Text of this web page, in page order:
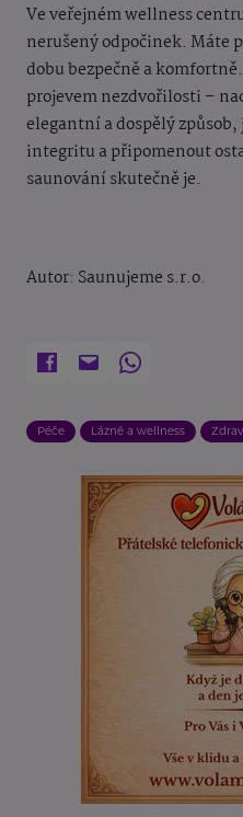
Ve veřejném wellness
nerušený odpočinek. Máte
dobu bezpečně a
projevem nezdvořilosti –
elegantní a dospělý
integritu a připomenout
saunování skutečně je.
Autor: Saunujeme s.r.o.
Péče Lázně a wellness